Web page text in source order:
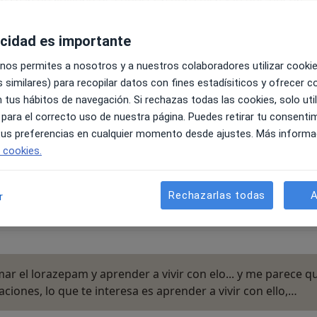
Las preguntas que planteas suenan como a que le
y análisis bien) pero sufro de problema
problema cardíaco y análisis bien) pero sufro de
taquicardias etc... Me recetaron 0,5 mg de
y mi pregunta es, si las palpitaciones son molestas o
el lorazepam y aprender a vivir con elo... y me parece
lo que te interesa es aprender a vivir con ello,…
es importante
permites a nosotros y a nuestros colaboradores utilizar
similares) para recopilar datos con fines estadísiticos y ofrecer
tus hábitos de navegación. Si rechazas todas las cookies, solo
el correcto uso de nuestra página. Puedes retirar tu
preferencias en cualquier momento desde ajustes. Más
Rechazarlas todas